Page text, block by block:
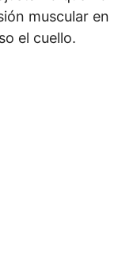
muscular en
el cuello.